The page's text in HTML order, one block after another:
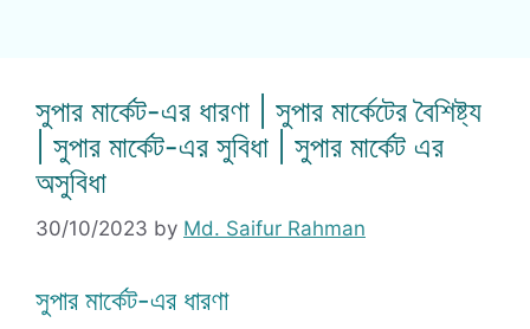
সুপার মার্কেট-এর ধারণা | সুপার মার্কেটের বৈশিষ্ট্য
| সুপার মার্কেট-এর সুবিধা | সুপার মার্কেট এর
অসুবিধা
30/10/2023 by Md. Saifur Rahman
সুপার মার্কেট-এর ধারণা